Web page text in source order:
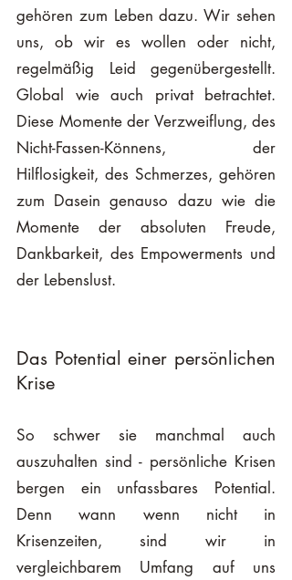
gehören zum Leben dazu. Wir sehen
uns, ob wir es wollen oder nicht,
regelmäßig Leid gegenübergestellt.
Global wie auch privat betrachtet.
Diese Momente der Verzweiflung, des
Nicht-Fassen-Könnens, der
Hilflosigkeit, des Schmerzes, gehören
zum Dasein genauso dazu wie die
Momente der absoluten Freude,
Dankbarkeit, des Empowerments und
der Lebenslust.
Das Potential einer persönlichen
Krise
So schwer sie manchmal auch
auszuhalten sind - persönliche Krisen
bergen ein unfassbares Potential.
Denn wann wenn nicht in
Krisenzeiten, sind wir in
vergleichbarem Umfang auf uns